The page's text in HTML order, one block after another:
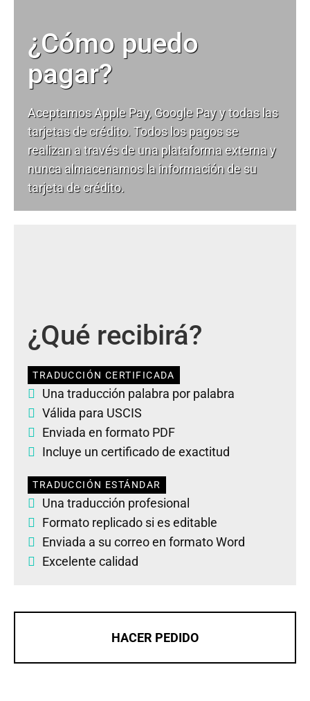
¿Cómo puedo
pagar?
Aceptamos Apple Pay, Google Pay y todas las
tarjetas de crédito. Todos los pagos se
realizan a través de una plataforma externa y
nunca almacenamos la información de su
tarjeta de crédito.
¿Qué recibirá?
TRADUCCIÓN CERTIFICADA
Una traducción palabra por palabra
Válida para USCIS
Enviada en formato PDF
Incluye un certificado de exactitud
TRADUCCIÓN ESTÁNDAR
Una traducción profesional
Formato replicado si es editable
Enviada a su correo en formato Word
Excelente calidad
HACER PEDIDO